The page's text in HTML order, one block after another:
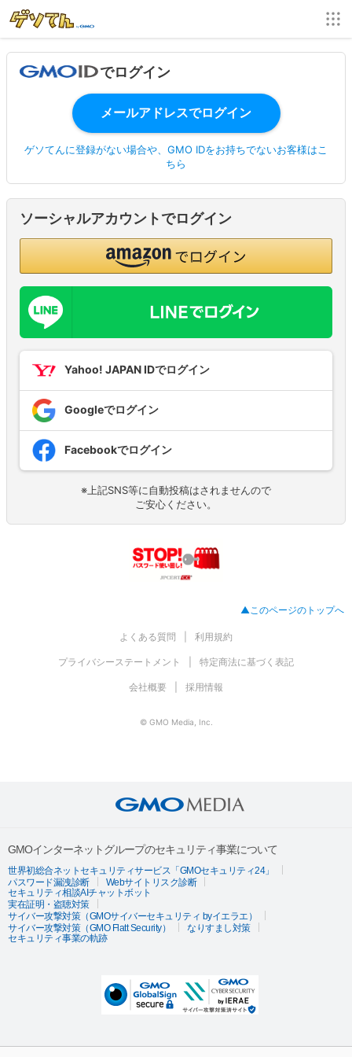
でログイン
ゲソてんに登録がない場合や、GMO IDをお持ちでないお客様はこ
ちら
ソーシャルアカウントでログイン
Yahoo! JAPAN IDでログイン
Googleでログイン
Facebookでログイン
※上記SNS等に自動投稿はされませんので
ご安心ください。
▲このページのトップへ
よくある質問 利用規約
プライバシーステートメント 特定商法に基づく表記
会社概要 採用情報
© GMO Media, Inc.
GMOインターネットグループのセキュリティ事業について
世界初総合ネットセキュリティサービス「GMOセキュリティ24」
パスワード漏洩診断
Webサイトリスク診断
セキュリティ相談AIチャットボット
実在証明・盗聴対策
サイバー攻撃対策（GMOサイバーセキュリティ byイエラエ）
サイバー攻撃対策（GMO Flatt Security）
なりすまし対策
セキュリティ事業の軌跡